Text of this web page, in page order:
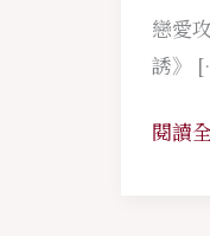
戀愛
誘》
勝
經
1
閱讀